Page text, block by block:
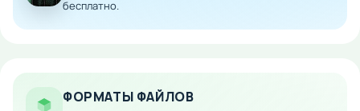
последним. Скачайте модифицированную версию на
Android и испытайте настоящий страх в компании
Особенности мода:
бесплатно.
ФОРМАТЫ ФАЙЛОВ